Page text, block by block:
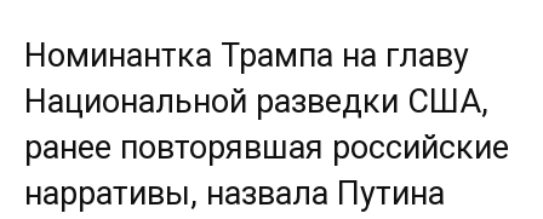
Номинантка Трампа на главу
Национальной разведки США,
ранее повторявшая российские
нарративы, назвала Путина